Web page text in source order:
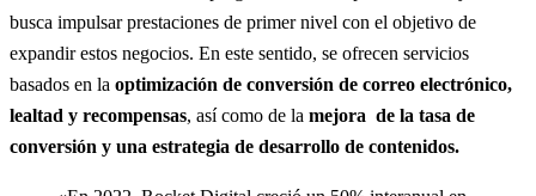
busca impulsar prestaciones de primer nivel con el objetivo de
expandir estos negocios. En este sentido, se ofrecen servicios
basados en la optimización de conversión de correo electrónico,
lealtad y recompensas, así como de la mejora de la tasa de
conversión y una estrategia de desarrollo de contenidos.